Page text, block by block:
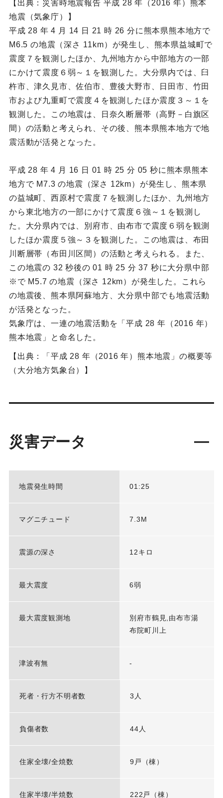
【出典：災害時地震報告 平成 28 年（2016 年）熊本
地震（気象庁）】
平成 28 年 4 月 14 日 21 時 26 分に熊本県熊本地方で
M6.5 の地震（深さ 11km）が発生し、熊本県益城町で
震度７を観測したほか、九州地方から中部地方の一部
にかけて震度６弱～１を観測した。大分県内では、臼
杵市、津久見市、佐伯市、豊後大野市、日田市、竹田
市および九重町で震度４を観測したほか震度３～１を
観測した。この地震は、日奈久断層帯（高野－白旗区
間）の活動と考えられ、その後、熊本県熊本地方で地
震活動が活発となった。
平成 28 年 4 月 16 日 01 時 25 分 05 秒に熊本県熊本
地方で M7.3 の地震（深さ 12km）が発生し、熊本県
の益城町、西原村で震度７を観測したほか、九州地方
から東北地方の一部にかけて震度６強～１を観測し
た。大分県内では、別府市、由布市で震度６弱を観測
したほか震度５強～３を観測した。この地震は、布田
川断層帯（布田川区間）の活動と考えられる。また、
この地震の 32 秒後の 01 時 25 分 37 秒に大分県中部
※で M5.7 の地震（深さ 12km）が発生した。これら
の地震後、熊本県阿蘇地方、大分県中部でも地震活動
が活発となった。
気象庁は、一連の地震活動を「平成 28 年（2016 年）
熊本地震」と命名した。
【出典：「平成 28 年（2016 年）熊本地震」の概要等
（大分地方気象台）】
災害データ
地震発生時間 01:25
マグニチュード 7.3M
震源の深さ 12キロ
最大震度 6弱
最大震度観測地
別府市鶴見,由布市湯
布院町川上
津波有無 -
死者・行方不明者数 3人
負傷者数 44人
住家全壊/全焼数 9戸（棟）
住家半壊/半焼数 222戸（棟）